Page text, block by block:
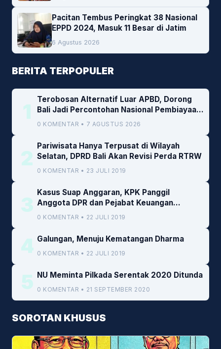
Pacitan Tembus Peringkat 38 Nasional
EPPD 2024, Masuk 11 Besar di Jatim
6 Agustus 2026
BERITA TERPOPULER
1
Terobosan Alternatif Luar APBD, Dorong
Bali Jadi Percontohan Nasional Pembiayaan
Daerah
0 KOMENTAR • 7 AGUSTUS 2026
2
Pariwisata Hanya Terpusat di Wilayah
Selatan, DPRD Bali Akan Revisi Perda RTRW
0 KOMENTAR • 23 JULI 2019
3
Kasus Suap Anggaran, KPK Panggil
Anggota DPR dan Pejabat Keuangan
Kemenkeu
0 KOMENTAR • 22 JULI 2019
4 Galungan, Menuju Kematangan Dharma
0 KOMENTAR • 22 JULI 2019
5 NU Meminta Pilkada Serentak 2020 Ditunda
0 KOMENTAR • 21 SEPTEMBER 2020
SOROTAN KHUSUS